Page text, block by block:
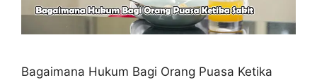
Bagaimana Hukum Bagi Orang Puasa Ketika